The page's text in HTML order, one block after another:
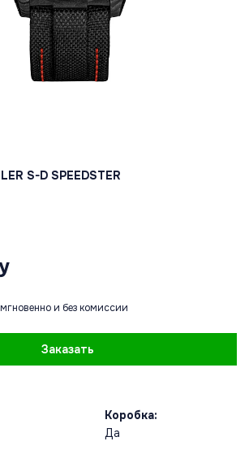
S-D SPEEDSTER
и без комиссии
Заказать
Коробка:
Да